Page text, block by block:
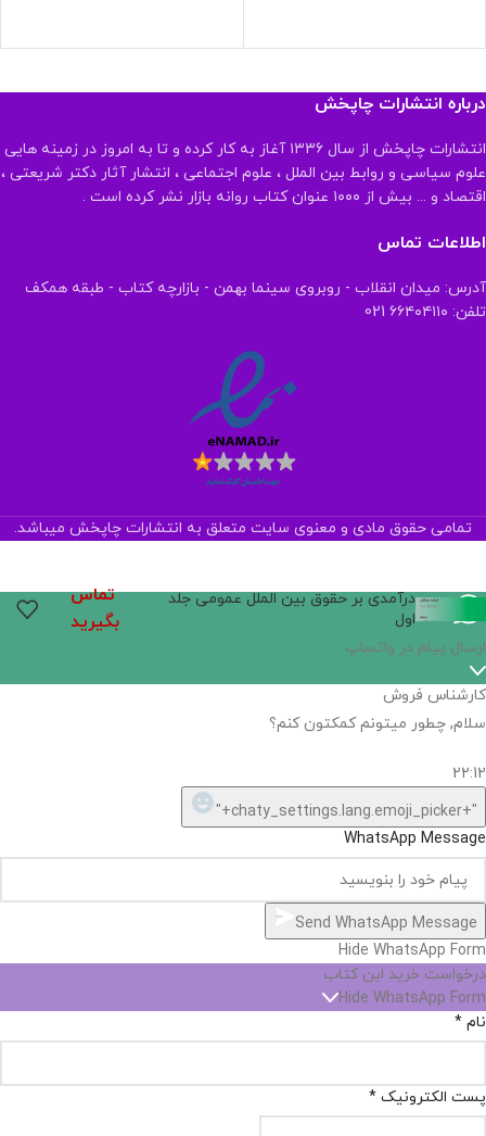
درباره انتشارات چاپخش
انتشارات چاپخش از سال ۱۳۳۶ آغاز به کار کرده و تا به امروز در زمینه هایی
علوم سیاسی و روابط بین الملل ، علوم اجتماعی ، انتشار آثار دکتر شریعتی ،
اقتصاد و ... بیش از ۱۰۰۰ عنوان کتاب روانه بازار نشر کرده است .
اطلاعات تماس
آدرس: میدان انقلاب - روبروی سینما بهمن - بازارچه کتاب - طبقه همکف
تلفن: ۶۶۴۰۴۱۱۰ 021
تمامی حقوق مادی و معنوی سایت متعلق به انتشارات چاپخش میباشد.
درآمدی بر حقوق بین الملل عمومی جلد
اول
تماس
بگیرید
ارسال پیام در واتساپ
کارشناس فروش
سلام, چطور میتونم کمکتون کنم؟
22:12
"+chaty_settings.lang.emoji_picker+"
WhatsApp Message
Send WhatsApp Message
Hide WhatsApp Form
درخواست خرید این کتاب
Hide WhatsApp Form
نام *
پست الکترونیک *